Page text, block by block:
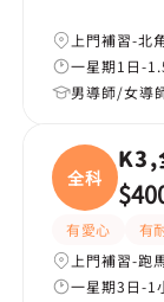
上門補習-北
一星期1日-
男導師/女導
全科
K3,
有愛心 有
上門補習-跑
一星期3日-1